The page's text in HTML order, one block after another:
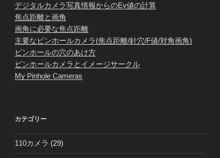
デジタルカメラ写真情報からのEv値の計算
焦点距離と画角
画角に必要な焦点距離
主要なピンホールカメラ(焦点距離/針穴/F値/対角画角)
ピンホールの穴のあけ方
ピンホールカメラとイメージサークル
My Pinhole Cameras
カテゴリー
110カメラ (29)